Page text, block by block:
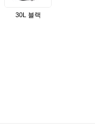
30L 블랙